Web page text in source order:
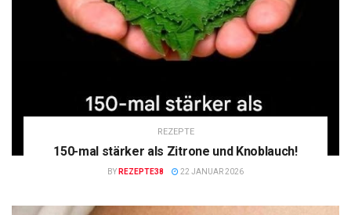
REZEPTE
150-mal stärker als Zitrone und Knoblauch!
BY REZEPTE38 22 JANUAR 2026